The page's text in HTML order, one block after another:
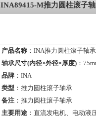
INA89415-M推力圆柱滚子
产品名称 ：INA推力圆柱滚子轴
轴承尺寸(内径×外径×厚度) ：
品牌 ： INA
类型 ： 推力圆柱滚子轴承
备注 ：推力圆柱滚子轴承
主要用途 ：直流发电机、电动液